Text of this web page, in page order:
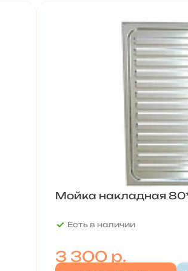
Мойка накладная
Есть в наличии
3 300р.